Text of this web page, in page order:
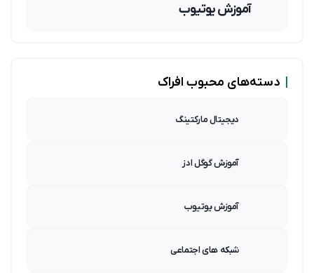
آموزش یوتیوب
دسته‌های محبوب افراک
دیجیتال مارکتینگ
آموزش گوگل ادز
آموزش یوتیوب
شبکه های اجتماعی